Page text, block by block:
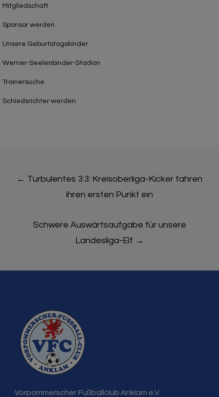
Mitgliedschaft
Sponsor werden
Unsere Geburtstagskinder
Werner-Seelenbinder-Stadion
Trainersuche
Schiedsrichter werden
Post
navigation
← Turbulentes 3:3: Kreisoberliga-Kicker fahren
ihren ersten Punkt ein
Schwere Auswärtsaufgabe für unsere
Landesliga-Elf →
Vorpommerscher Fußballclub Anklam e.V.